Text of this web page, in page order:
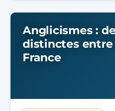
Anglicismes :
distinctes entre
France